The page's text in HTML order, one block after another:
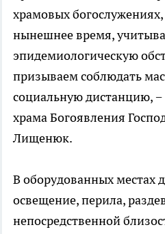
храмовых
нынешнее время,
эпидемиологическую
призываем соблюдать
социальную дистанцию, −
храма Богоявления
Лищенюк.
В оборудованных местах
освещение, перила,
непосредственной